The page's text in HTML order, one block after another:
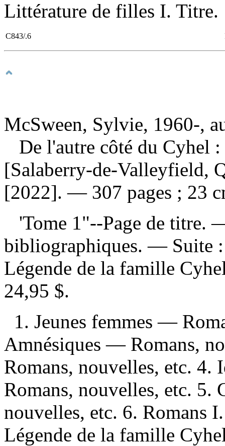
Littérature de filles I. Titre.
C843/.6
McSween, Sylvie, 1960-,
De l'autre côté du Cyhel
[Salaberry-de-Valleyfield,
[2022]. — 307 pages ; 23
'Tome 1"--Page de titre.
bibliographiques. — Suite
Légende de la famille
24,95 $.
1. Jeunes femmes —
Amnésiques — Romans,
Romans, nouvelles, etc.
Romans, nouvelles, etc. 5.
nouvelles, etc. 6. Romans
Légende de la famille